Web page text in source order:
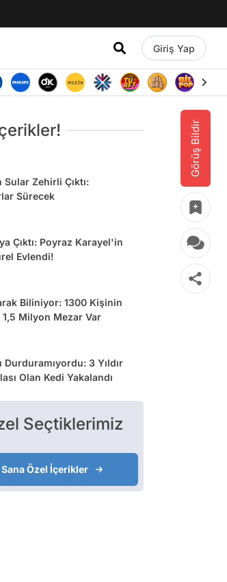
Giriş Yap
Görüş Bildir
Sular Zehirli Çıktı:
Sürecek
Çıktı: Poyraz Karayel'in
Evlendi!
Biliniyor: 1300 Kişinin
1,5 Milyon Mezar Var
3 Yıldır
Olan Kedi Yakalandı
Seçtiklerimiz
Sana Özel İçerikler